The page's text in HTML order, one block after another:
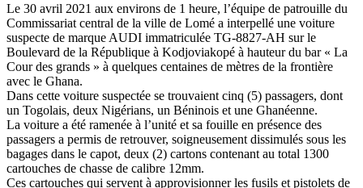
Le 30 avril 2021 aux environs de 1 heure, l’équipe de patrouille du
Commissariat central de la ville de Lomé a interpellé une voiture
suspecte de marque AUDI immatriculée TG-8827-AH sur le
Boulevard de la République à Kodjoviakopé à hauteur du bar « La
Cour des grands » à quelques centaines de mètres de la frontière
avec le Ghana.
Dans cette voiture suspectée se trouvaient cinq (5) passagers, dont
un Togolais, deux Nigérians, un Béninois et une Ghanéenne.
La voiture a été ramenée à l’unité et sa fouille en présence des
passagers a permis de retrouver, soigneusement dissimulés sous les
bagages dans le capot, deux (2) cartons contenant au total 1300
cartouches de chasse de calibre 12mm.
Ces cartouches qui servent à approvisionner les fusils et pistolets de